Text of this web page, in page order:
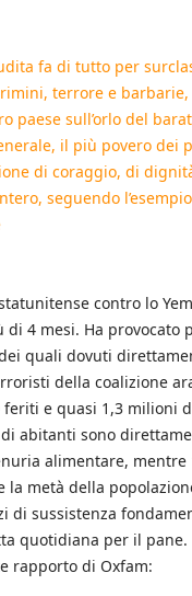
fa di tutto per
terrore e barbarie,
paese sull’orlo del
il più povero dei
di coraggio, di
seguendo
contro lo
4 mesi. Ha provocato
quali dovuti
della coalizione
feriti e quasi 1,3 milioni
abitanti sono
alimentare, mentre
la metà della
di sussistenza
quotidiana per il pane.
rapporto di Oxfam: